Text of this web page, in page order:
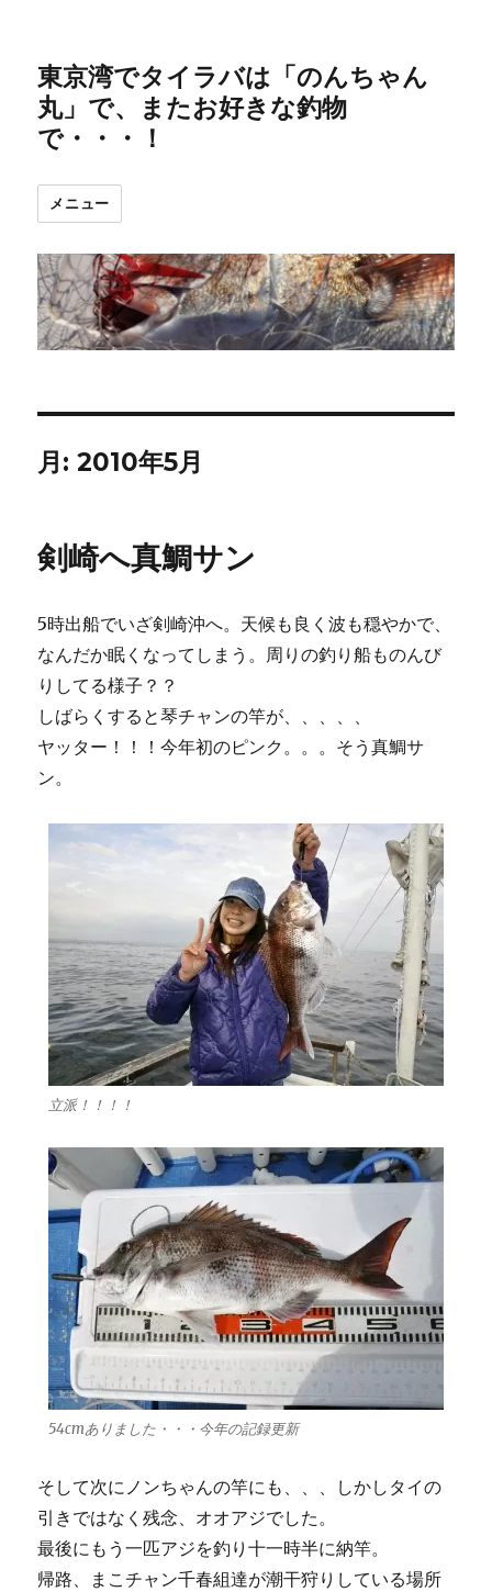
東京湾でタイラバは「のんちゃん
丸」で、またお好きな釣物
で・・・！
メニュー
月:2010年5月
剣崎へ真鯛サン
5時出船でいざ剣崎沖へ。天候も良く波も穏やかで、
なんだか眠くなってしまう。周りの釣り船ものんび
りしてる様子？？
しばらくすると琴チャンの竿が、、、、、
ヤッター！！！今年初のピンク。。。そう真鯛サ
ン。
立派！！！！
54cmありました・・・今年の記録更新
そして次にノンちゃんの竿にも、、、しかしタイの
引きではなく残念、オオアジでした。
最後にもう一匹アジを釣り十一時半に納竿。
帰路、まこチャン千春組達が潮干狩りしている場所